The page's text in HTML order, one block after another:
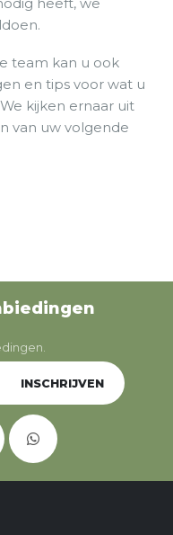
heeft, we
team kan u ook
en tips voor wat u
kijken ernaar uit
van uw volgende
INSCHRIJVEN